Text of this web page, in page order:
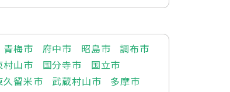
青梅市 府中市 昭島市
調布市
村山市 国分寺市
国立市
久留米市 武蔵村山市
多摩市